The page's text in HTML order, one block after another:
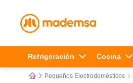
Términos más buscados
1. cocina 4 platos
Refrigeración Cocina
Pequeños Electrodomésticos